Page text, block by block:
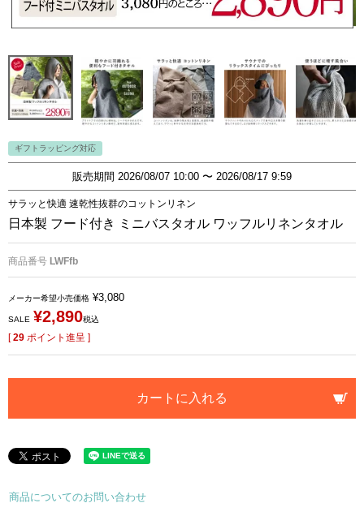
ギフトラッピング対応
販売期間 2026/08/07 10:00 〜 2026/08/17 9:59
サラッと快適 速乾性抜群のコットンリネン
日本製 フード付き ミニバスタオル ワッフルリネンタオル
商品番号 LWFfb
メーカー希望小売価格 ¥3,080
SALE ¥2,890税込
[29 ポイント進呈 ]
カートに入れる
商品についてのお問い合わせ